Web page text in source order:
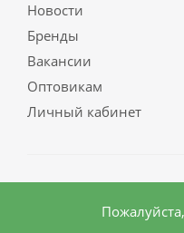
Новости
Бренды
Вакансии
Оптовикам
Личный кабинет